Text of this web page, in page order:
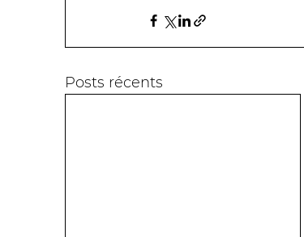
Posts récents